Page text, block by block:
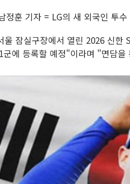
정훈 기자 = LG의 새 외국인 투
울 잠실구장에서 열린 2026 신
에 등록할 예정"이라며 "면담